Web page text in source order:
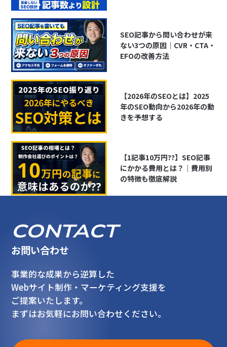
SEO記事から問い合わせが来
ない3つの原因｜CVR・CTA・
EFOの改善方法
【2026年のSEOとは】2025
年のSEO動向から2026年の動
きを予想する
【1記事10万円??】SEO記事
にかかる費用とは？｜費用別
の特徴も徹底解説
CONTACT
お問い合わせ
事業的な成果から逆算した
Webサイト制作・マーケティング支援を
ご提案いたします。
まずはお気軽にお問い合わせください。